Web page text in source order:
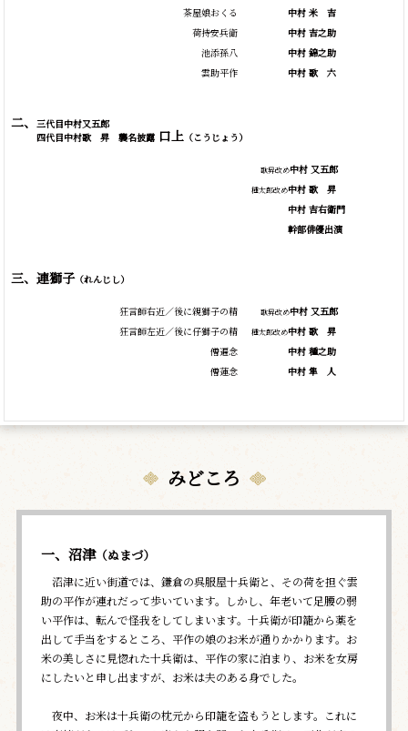
茶屋娘おくる
荷持安兵衛
池添孫八
雲助平作
中村 米
吉
中村 吉之助
中村 錦之助
中村 歌 六
二、
三代目中村又五郎
四代目中村歌 昇 襲名披露口上 （こうじょう）
歌昇改め中村 又五郎
種太郎改め中村 歌
昇
中村 吉右衛門
幹部俳優出演
三、連獅子（れんじし）
狂言師右近／後に親獅子の精
狂言師左近／後に仔獅子の精
僧遍念
僧蓮念
歌昇改め中村 又五郎
種太郎改め中村 歌
昇
中村 種之助
中村 隼 人
みどころ
一、沼津（ぬまづ）
沼津に近い街道では、鎌倉の呉服屋十兵衛と、その荷を担ぐ雲
助の平作が連れだって歩いています。しかし、年老いて足腰の弱
い平作は、転んで怪我をしてしまいます。十兵衛が印籠から薬を
出して手当をするところ、平作の娘のお米が通りかかります。お
米の美しさに見惚れた十兵衛は、平作の家に泊まり、お米を女房
にしたいと申し出ますが、お米は夫のある身でした。
夜中、お米は十兵衛の枕元から印籠を盗もうとします。これに